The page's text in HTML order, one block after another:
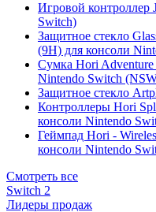
Игровой контроллер
Switch)
Защитное стекло
(9H) для консоли
Сумка Hori Adventure
Nintendo Switch
Защитное стекло
Контроллеры Hori
консоли Nintendo
Геймпад Hori -
консоли Nintendo
Смотреть все
Switch 2
Лидеры продаж